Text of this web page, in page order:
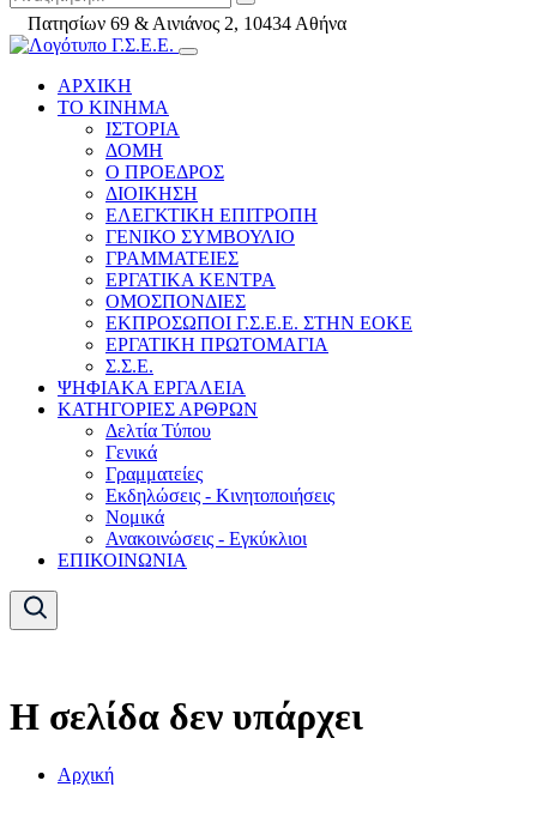
Πατησίων 69 & Αινιάνος 2, 10434 Αθήνα
ΑΡΧΙΚΗ
ΤΟ ΚΙΝΗΜΑ
ΙΣΤΟΡΙΑ
ΔΟΜΗ
Ο ΠΡΟΕΔΡΟΣ
ΔΙΟΙΚΗΣΗ
ΕΛΕΓΚΤΙΚΗ ΕΠΙΤΡΟΠΗ
ΓΕΝΙΚΟ ΣΥΜΒΟΥΛΙΟ
ΓΡΑΜΜΑΤΕΙΕΣ
ΕΡΓΑΤΙΚΑ ΚΕΝΤΡΑ
ΟΜΟΣΠΟΝΔΙΕΣ
ΕΚΠΡΟΣΩΠΟΙ Γ.Σ.Ε.Ε. ΣΤΗΝ ΕΟΚΕ
ΕΡΓΑΤΙΚΗ ΠΡΩΤΟΜΑΓΙΑ
Σ.Σ.Ε.
ΨΗΦΙΑΚΑ ΕΡΓΑΛΕΙΑ
ΚΑΤΗΓΟΡΙΕΣ ΑΡΘΡΩΝ
Δελτία Τύπου
Γενικά
Γραμματείες
Εκδηλώσεις - Κινητοποιήσεις
Νομικά
Ανακοινώσεις - Εγκύκλιοι
ΕΠΙΚΟΙΝΩΝΙΑ
Η σελίδα δεν υπάρχει
Αρχική